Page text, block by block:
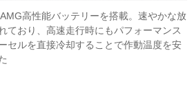
高性能バッテリーを搭載。速やかな放
ており、高速走行時にもパフォーマンス
セルを直接冷却することで作動温度を安